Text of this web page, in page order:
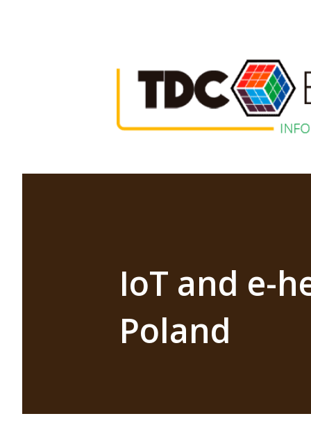
IoT and e-
Poland